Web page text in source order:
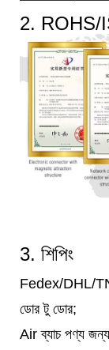
2. ROHS/
3. শিপিং
Fedex/DHL/
ডোর টু ডোর;
Air ব্যাচ পণ্য জন্য